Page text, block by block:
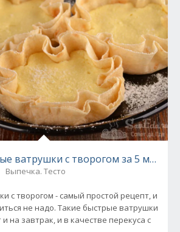
ватрушки с творогом за 5 минут
Выпечка. Тесто
с творогом - самый простой рецепт, и
не надо. Такие быстрые ватрушки
на завтрак, и в качестве перекуса с